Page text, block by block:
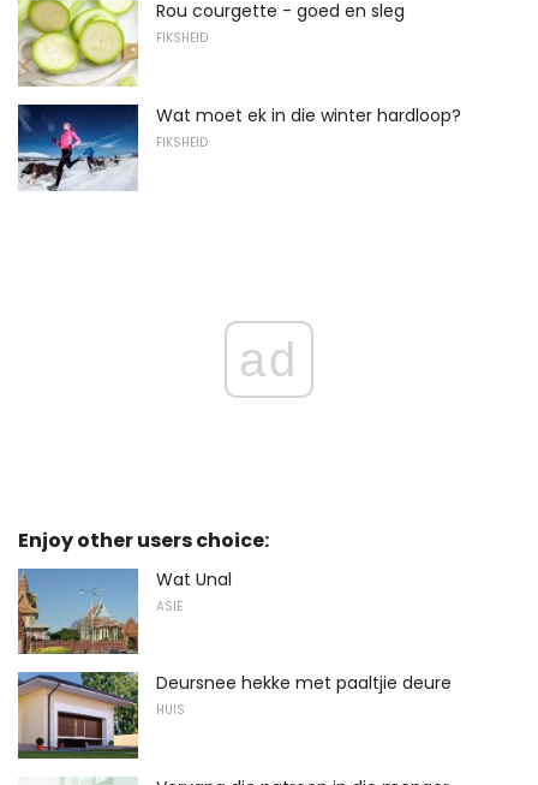
Rou courgette - goed en sleg
FIKSHEID
Wat moet ek in die winter hardloop?
FIKSHEID
ad
Enjoy other users choice:
Wat Unal
ASIË
Deursnee hekke met paaltjie deure
HUIS